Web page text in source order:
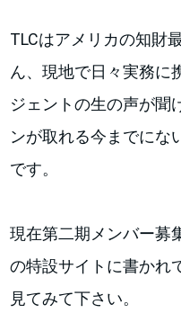
TLCはアメリカの知財
ん、現地で日々実務に
ジェントの生の声が聞
ンが取れる今までにな
です。
現在第二期メンバー募
の特設サイトに書かれ
見てみて下さい。